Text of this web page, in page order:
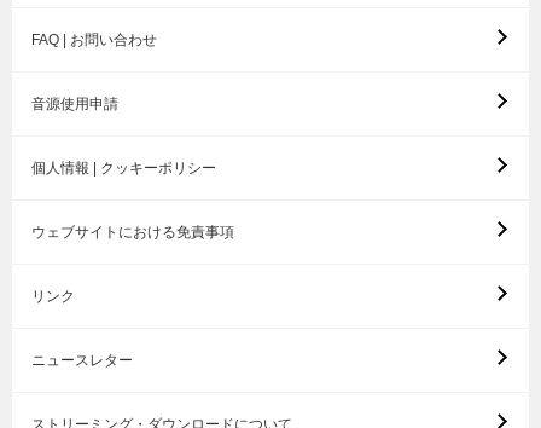
FAQ | お問い合わせ
音源使用申請
個人情報 | クッキーポリシー
ウェブサイトにおける免責事項
リンク
ニュースレター
ストリーミング・ダウンロードについて